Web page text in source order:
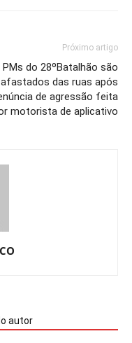
Próximo artigo
PMs do 28ºBatalhão são
afastados das ruas após
de agressão feita
motorista de aplicativo
autor